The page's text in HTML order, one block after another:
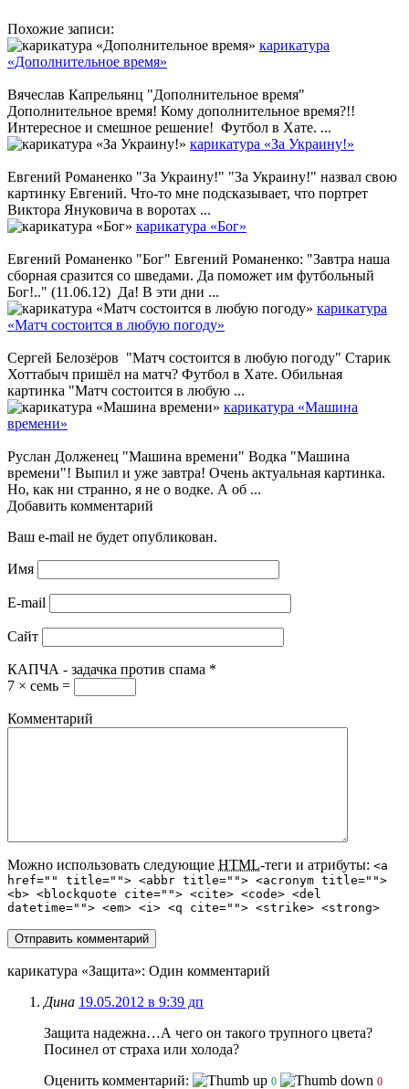
Похожие записи:
карикатура
«Дополнительное время»
Вячеслав Капрельянц "Дополнительное время"
Дополнительное время! Кому дополнительное время?!!
Интересное и смешное решение! Футбол в Хате. ...
карикатура «За Украину!»
Евгений Романенко "За Украину!" "За Украину!" назвал свою
картинку Евгений. Что-то мне подсказывает, что портрет
Виктора Януковича в воротах ...
карикатура «Бог»
Евгений Романенко "Бог" Евгений Романенко: "Завтра наша
сборная сразится со шведами. Да поможет им футбольный
Бог!.." (11.06.12) Да! В эти дни ...
карикатура
«Матч состоится в любую погоду»
Сергей Белозёров "Матч состоится в любую погоду" Старик
Хоттабыч пришёл на матч? Футбол в Хате. Обильная
картинка "Матч состоится в любую ...
карикатура «Машина
времени»
Руслан Долженец "Машина времени" Водка "Машина
времени"! Выпил и уже завтра! Очень актуальная картинка.
Но, как ни странно, я не о водке. А об ...
Добавить комментарий
Ваш e-mail не будет опубликован.
Имя
E-mail
Сайт
КАПЧА - задачка против спама *
7 × семь =
Комментарий
Можно использовать следующие HTML-теги и атрибуты: <a
href="" title=""> <abbr title=""> <acronym title="">
<b> <blockquote cite=""> <cite> <code> <del
datetime=""> <em> <i> <q cite=""> <strike> <strong>
карикатура «Защита»: Один комментарий
Дина 19.05.2012 в 9:39 дп
Защита надежна…А чего он такого трупного цвета?
Посинел от страха или холода?
Оценить комментарий:
0 0